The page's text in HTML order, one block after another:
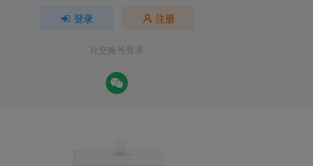
登录 注册
社交账号登录